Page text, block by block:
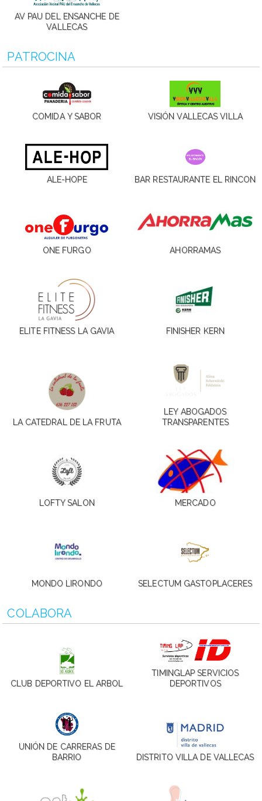
AV PAU DEL ENSANCHE DE
VALLECAS
PATROCINA
COMIDA Y SABOR VISIÓN VALLECAS VILLA
ALE-HOPE BAR RESTAURANTE EL RINCON
ONE FURGO AHORRAMAS
ELITE FITNESS LA GAVIA FINISHER KERN
LA CATEDRAL DE LA FRUTA
LEY ABOGADOS
TRANSPARENTES
LOFTY SALON MERCADO
MONDO LIRONDO SELECTUM GASTOPLACERES
COLABORA
CLUB DEPORTIVO EL ARBOL
TIMINGLAP SERVICIOS
DEPORTIVOS
UNIÓN DE CARRERAS DE
BARRIO
DISTRITO VILLA DE VALLECAS